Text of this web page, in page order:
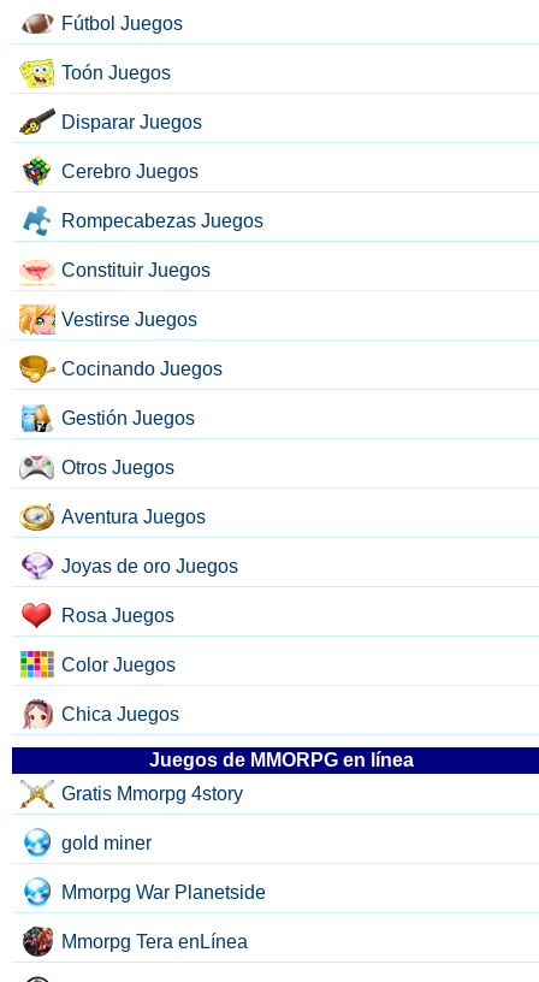
Fútbol Juegos
Toón Juegos
Disparar Juegos
Cerebro Juegos
Rompecabezas Juegos
Constituir Juegos
Vestirse Juegos
Cocinando Juegos
Gestión Juegos
Otros Juegos
Aventura Juegos
Joyas de oro Juegos
Rosa Juegos
Color Juegos
Chica Juegos
Juegos de MMORPG en línea
Gratis Mmorpg 4story
gold miner
Mmorpg War Planetside
Mmorpg Tera enLínea